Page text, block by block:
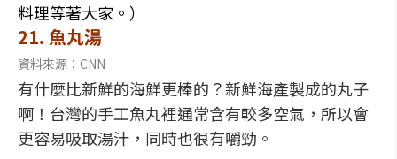
料理等著大家。）
21. 魚丸湯
資料來源：CNN
有什麼比新鮮的海鮮更棒的？新鮮海產製成的丸子
啊！台灣的手工魚丸裡通常含有較多空氣，所以會
更容易吸取湯汁，同時也很有嚼勁。